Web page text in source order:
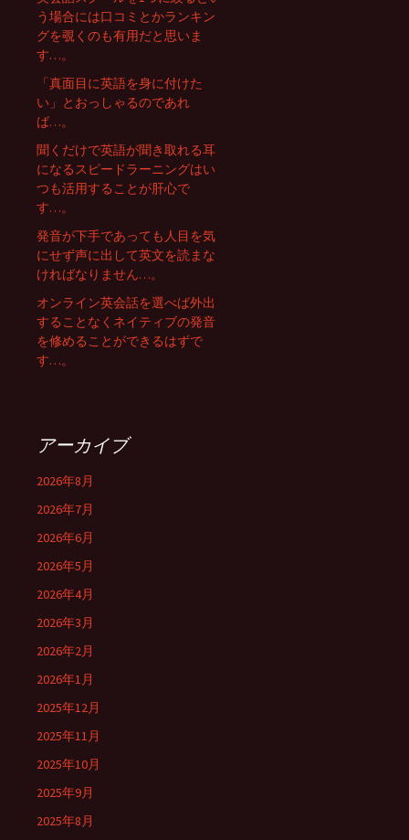
シ
ョ
ン
う場合には口コミとかランキン
グを覗くのも有用だと思いま
す…。
「真面目に英語を身に付けた
い」とおっしゃるのであれ
ば…。
聞くだけで英語が聞き取れる耳
になるスピードラーニングはい
つも活用することが肝心で
す…。
発音が下手であっても人目を気
にせず声に出して英文を読まな
ければなりません…。
オンライン英会話を選べば外出
することなくネイティブの発音
を修めることができるはずで
す…。
アーカイブ
2026年8月
2026年7月
2026年6月
2026年5月
2026年4月
2026年3月
2026年2月
2026年1月
2025年12月
2025年11月
2025年10月
2025年9月
2025年8月